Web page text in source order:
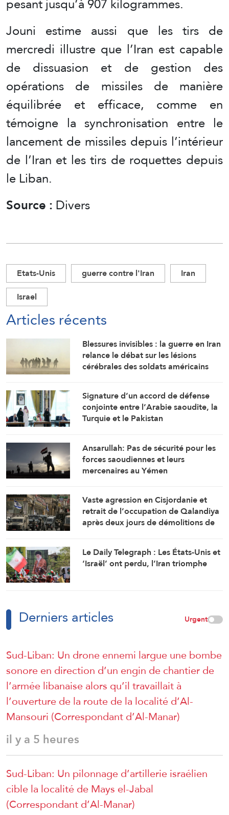
Jouni estime aussi que les tirs de
mercredi illustre que l’Iran est capable
de dissuasion et de gestion des
opérations de missiles de manière
équilibrée et efficace, comme en
témoigne la synchronisation entre le
lancement de missiles depuis l’intérieur
de l’Iran et les tirs de roquettes depuis
le Liban.
Source :Divers
Etats-Unis guerre contre l'Iran
Iran
Israel
Articles récents
Blessures invisibles : la guerre en Iran
relance le débat sur les lésions
cérébrales des soldats américains
Signature d’un accord de défense
conjointe entre l’Arabie saoudite, la
Turquie et le Pakistan
Ansarullah: Pas de sécurité pour les
forces saoudiennes et leurs
mercenaires au Yémen
Vaste agression en Cisjordanie et
retrait de l’occupation de Qalandiya
après deux jours de démolitions de
Le Daily Telegraph : Les États-Unis et
‘Israël’ ont perdu, l’Iran triomphe
Derniers articles Urgent
Sud-Liban: Un drone ennemi largue une bombe
sonore en direction d’un engin de chantier de
l’armée libanaise alors qu’il travaillait à
l’ouverture de la route de la localité d’Al-
Mansouri (Correspondant d’Al-Manar)
il y a 5 heures
Sud-Liban: Un pilonnage d’artillerie israélien
cible la localité de Mays el-Jabal
(Correspondant d’Al-Manar)